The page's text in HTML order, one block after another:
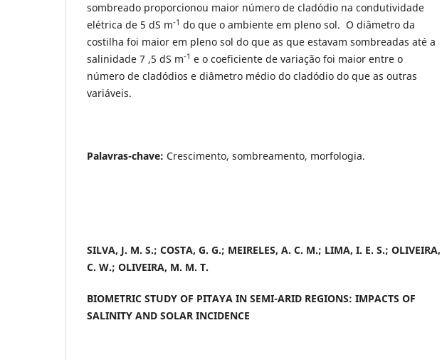
sombreado proporcionou maior número de cladódio na condutividade
elétrica de 5 dS m-1 do que o ambiente em pleno sol. O diâmetro da
costilha foi maior em pleno sol do que as que estavam sombreadas até a
salinidade 7 ,5 dS m-1 e o coeficiente de variação foi maior entre o
número de cladódios e diâmetro médio do cladódio do que as outras
variáveis.
Palavras-chave: Crescimento, sombreamento, morfologia.
SILVA, J. M. S.; COSTA, G. G.; MEIRELES, A. C. M.; LIMA, I. E. S.; OLIVEIRA,
C. W.; OLIVEIRA, M. M. T.
BIOMETRIC STUDY OF PITAYA IN SEMI-ARID REGIONS: IMPACTS OF
SALINITY AND SOLAR INCIDENCE